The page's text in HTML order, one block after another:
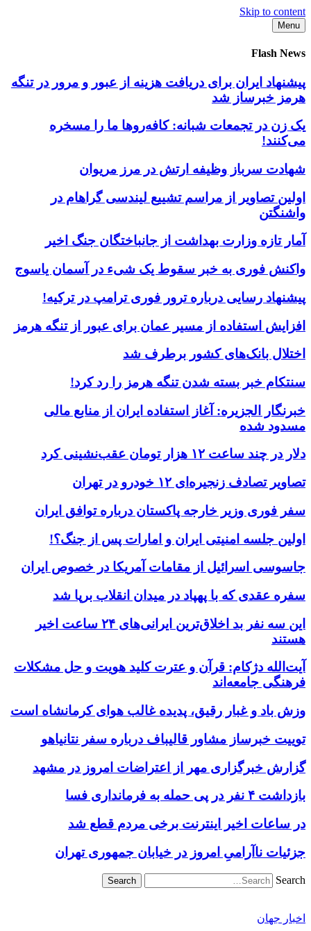
Skip to content
Menu
Flash News
پیشنهاد ایران برای دریافت هزینه از عبور و مرور در تنگه
هرمز خبرساز شد
یک زن در تجمعات شبانه: کافه‌روها ما را مسخره
می‌کنند!
شهادت سرباز وظیفه ارتش در مرز مریوان
اولین تصاویر از مراسم تشییع لیندسی گراهام در
واشنگتن
آمار تازه وزارت بهداشت از جانباختگان جنگ اخیر
واکنش فوری به خبر سقوط یک شیء در آسمان یاسوج
پیشنهاد رسایی درباره ترور فوری ترامپ در ترکیه!
افزایش استفاده از مسیر عمان برای عبور از تنگه هرمز
اختلال بانک‌های کشور برطرف شد
سنتکام خبر بسته شدن تنگه هرمز را رد کرد!
خبرنگار الجزیره: آغاز استفاده ایران از منابع مالی
مسدود شده
دلار در چند ساعت ۱۲ هزار تومان عقب‌نشینی کرد
تصاویر تصادف زنجیره‌ای ۱۲ خودرو در تهران
سفر فوری وزیر خارجه پاکستان درباره توافق ایران
اولین جلسه امنیتی ایران و امارات پس از جنگ؟!
جاسوسی اسرائیل از مقامات آمریکا در خصوص ایران
سفره عقدی که با پهپاد در میدان انقلاب برپا شد
این سه نفر بد اخلاق‌ترین ایرانی‌های ۲۴ ساعت اخیر
هستند
آیت‌الله دژکام: قرآن و عترت کلید هویت و حل مشکلات
فرهنگی جامعه‌اند
وزش باد و غبار رقیق، پدیده غالب هوای کرمانشاه است
توییت خبرساز مشاور قالیباف درباره سفر نتانیاهو
گزارش خبرگزاری مهر از اعتراضات امروز در مشهد
بازداشت ۴ نفر در پی حمله به فرمانداری فسا
در ساعات اخیر اینترنت برخی مردم قطع شد
جزئیات ناآرامیِ امروز در خیابان جمهوری تهران
Search
اخبار جهان